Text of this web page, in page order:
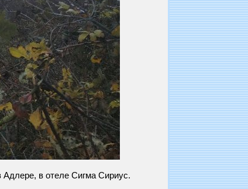
Адлере, в отеле Сигма Сириус.